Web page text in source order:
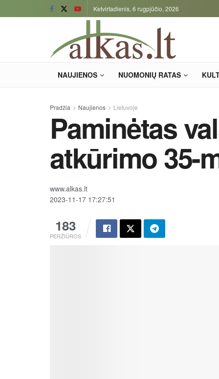
Ketvirtadienis, 6 rugpjūčio, 2026
NAUJIENOS NUOMONIŲ RATAS
Pradžia Naujienos Lietuvoje
Paminėtas
atkūrimo 35-
www.alkas.lt
2023-11-17 17:27:51
183
PERŽIŪROS